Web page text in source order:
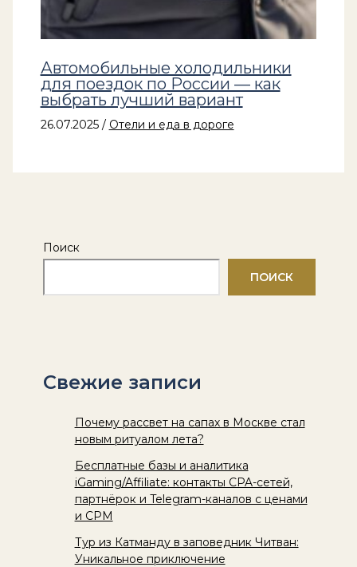
Автомобильные холодильники
для поездок по России — как
выбрать лучший вариант
26.07.2025 / Отели и еда в дороге
Поиск
ПОИСК
Свежие записи
Почему рассвет на сапах в Москве стал
новым ритуалом лета?
Бесплатные базы и аналитика
iGaming/Affiliate: контакты CPA-сетей,
партнёрок и Telegram-каналов с ценами
и CPM
Тур из Катманду в заповедник Читван:
Уникальное приключение